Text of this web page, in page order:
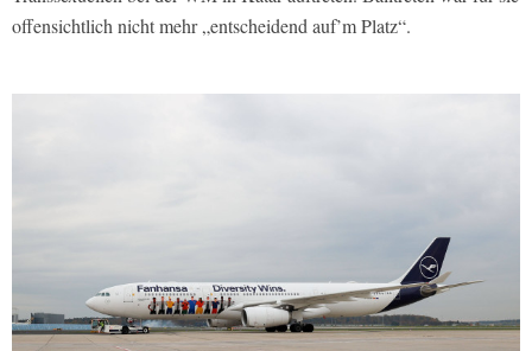
offensichtlich nicht mehr „entscheidend auf’m Platz“.